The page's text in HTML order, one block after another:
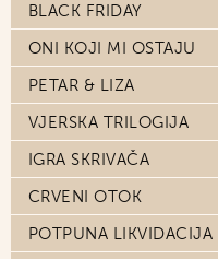
BLACK FRIDAY
ONI KOJI MI OSTAJU
PETAR & LIZA
VJERSKA TRILOGIJA
IGRA SKRIVAČA
CRVENI OTOK
POTPUNA LIKVIDACIJA